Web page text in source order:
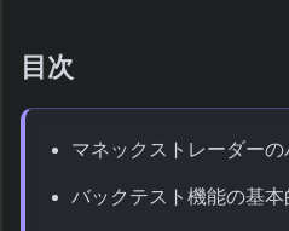
目次
マネックストレーダー
バックテスト機能の基